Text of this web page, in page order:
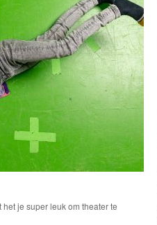
je super leuk om theater te